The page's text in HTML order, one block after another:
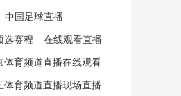
中国足球直播
选赛程 在线观看直播
体育频道直播在线观看
体育频道直播现场直播